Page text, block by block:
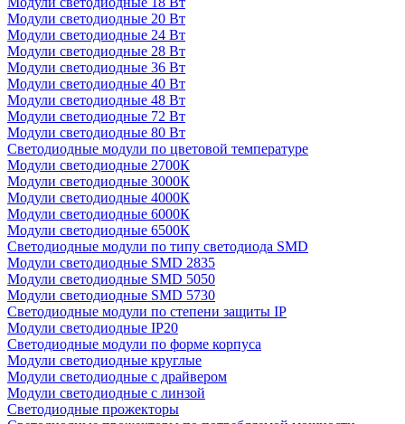
Модули светодиодные 20 Вт
Модули светодиодные 24 Вт
Модули светодиодные 28 Вт
Модули светодиодные 36 Вт
Модули светодиодные 40 Вт
Модули светодиодные 48 Вт
Модули светодиодные 72 Вт
Модули светодиодные 80 Вт
Светодиодные модули по цветовой температуре
Модули светодиодные 2700К
Модули светодиодные 3000К
Модули светодиодные 4000К
Модули светодиодные 6000К
Модули светодиодные 6500К
Светодиодные модули по типу светодиода SMD
Модули светодиодные SMD 2835
Модули светодиодные SMD 5050
Модули светодиодные SMD 5730
Светодиодные модули по степени защиты IP
Модули светодиодные IP20
Светодиодные модули по форме корпуса
Модули светодиодные круглые
Модули светодиодные с драйвером
Модули светодиодные с линзой
Светодиодные прожекторы